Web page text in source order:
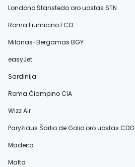
Londono Stanstedo oro uostas STN
Roma Fiumicino FCO
Milanas-Bergamas BGY
easyJet
Sardinija
Roma Čiampino CIA
Wizz Air
Paryžiaus Šarlio de Golio oro uostas CDG
Madeira
Malta